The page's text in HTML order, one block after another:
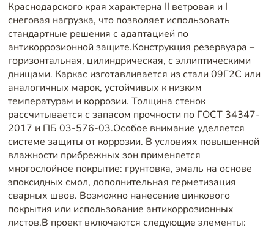
Краснодарского края характерна II ветровая и I
снеговая нагрузка, что позволяет использовать
стандартные решения с адаптацией по
антикоррозионной защите.Конструкция резервуара –
горизонтальная, цилиндрическая, с эллиптическими
днищами. Каркас изготавливается из стали 09Г2С или
аналогичных марок, устойчивых к низким
температурам и коррозии. Толщина стенок
рассчитывается с запасом прочности по ГОСТ 34347-
2017 и ПБ 03-576-03.Особое внимание уделяется
системе защиты от коррозии. В условиях повышенной
влажности прибрежных зон применяется
многослойное покрытие: грунтовка, эмаль на основе
эпоксидных смол, дополнительная герметизация
сварных швов. Возможно нанесение цинкового
покрытия или использование антикоррозионных
листов.В проект включаются следующие элементы: